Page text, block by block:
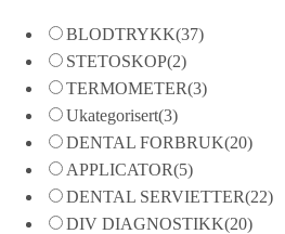
BLODTRYKK(37)
STETOSKOP(2)
TERMOMETER(3)
Ukategorisert(3)
DENTAL FORBRUK(20)
APPLICATOR(5)
DENTAL SERVIETTER(22)
DIV DIAGNOSTIKK(20)